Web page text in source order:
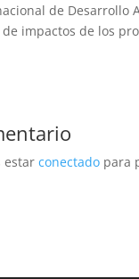
de Desarrollo
impactos de los
estar conectadopara